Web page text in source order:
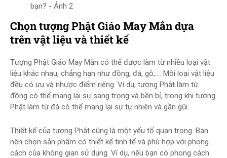
bạn? - Ảnh 2
Chọn tượng Phật Giáo May Mắn dựa
trên vật liệu và thiết kế
Tượng Phật Giáo May Mắn có thể được làm từ nhiều loại vật
liệu khác nhau, chẳng hạn như đồng, đá, gỗ,.... Mỗi loại vật liệu
đều có ưu và nhược điểm riêng. Ví dụ, tượng Phật làm từ
đồng có thể mang lại sự sang trọng và bền bỉ, trong khi tượng
Phật làm từ đá có thể mang lại sự tự nhiên và gần gũi.
Thiết kế của tượng Phật cũng là một yếu tố quan trọng. Bạn
nên chọn sản phẩm có thiết kế tinh tế và phù hợp với phong
cách của không gian sử dụng. Ví dụ, nếu bạn có phong cách